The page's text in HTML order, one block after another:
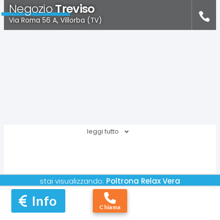
NegozioTreviso
Via Roma 56 A, Villorba (TV)
leggi tutto
stai visualizzando: Poltrona RelaxVera
Info Chiama